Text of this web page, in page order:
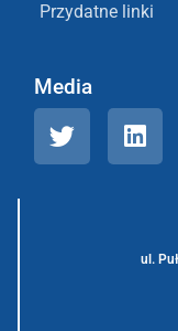
Przydatne linki
Media
ul.